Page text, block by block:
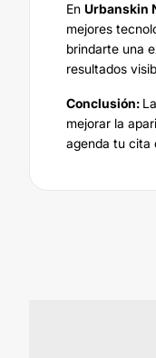
En Urbanskin
mejores
brindarte una
resultados
Conclusión:
mejorar la
agenda tu cita